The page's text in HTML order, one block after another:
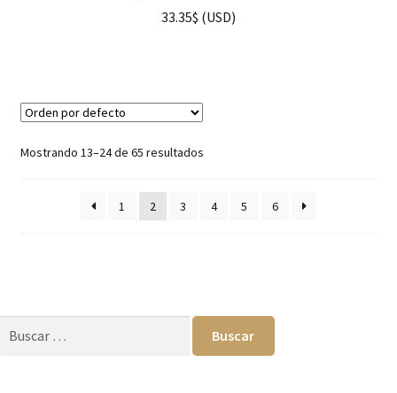
33.35$ (USD)
Mostrando 13–24 de 65 resultados
1 2 3 4 5 6